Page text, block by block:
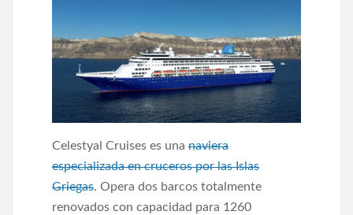
Celestyal Cruises es una naviera
especializada en cruceros por las Islas
Griegas. Opera dos barcos totalmente
renovados con capacidad para 1260